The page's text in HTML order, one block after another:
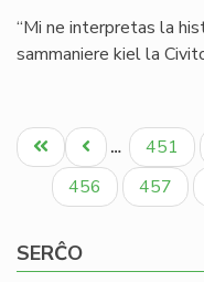
“Mi ne interpretas la
sammaniere kiel la
Pagination
Unua
paĝo
Antaŭa
paĝo
… Paĝo
451
Paĝo
456 Paĝo
457
SERĈO